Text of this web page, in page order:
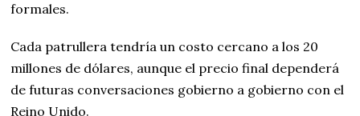
formales.
Cada patrullera tendría un costo cercano a los 20
millones de dólares, aunque el precio final dependerá
de futuras conversaciones gobierno a gobierno con el
Reino Unido.